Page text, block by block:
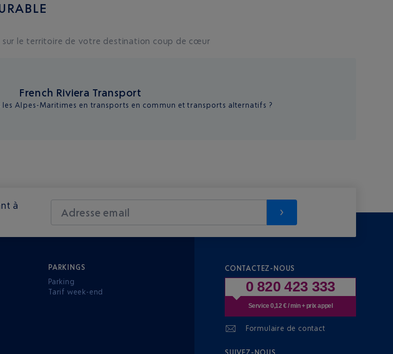
sur le territoire de votre destination coup de cœur
French Riviera Transport
Alpes-Maritimes en transports en commun et transports alternatifs ?
à
Adresse email
PARKINGS
Parking
Tarif week-end
CONTACTEZ-NOUS
0 820 423 333
Service 0,12 € / min + prix appel
Formulaire de contact